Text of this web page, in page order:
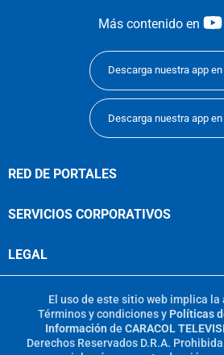
Más contenido en
Descarga nuestra app en
Descarga nuestra app en
RED DE PORTALES
SERVICIOS CORPORATIVOS
LEGAL
El uso de este sitio web implica
Términos y condicionesy Políticas
Información de CARACOL
Derechos Reservados D.R.A.